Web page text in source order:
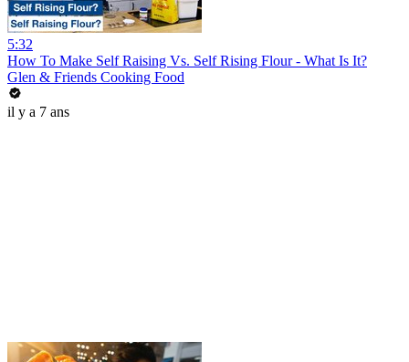
5:32
How To Make Self Raising Vs. Self Rising Flour - What Is It?
Glen & Friends Cooking Food
il y a 7 ans